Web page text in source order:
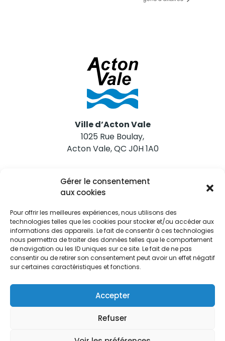
Gérer le consentement
aux cookies
Pour offrir les meilleures expériences, nous utilisons des
technologies telles que les cookies pour stocker et/ou accéder aux
informations des appareils. Le fait de consentir à ces technologies
nous permettra de traiter des données telles que le comportement
de navigation ou les ID uniques sur ce site. Le fait de ne pas
consentir ou de retirer son consentement peut avoir un effet négatif
sur certaines caractéristiques et fonctions.
Accepter
Refuser
Ville d’Acton Vale
1025 Rue Boulay,
Acton Vale, QC J0H 1A0
Nous joindre
Tél. 450 546-2703
Restez informés
Abonnez-vous aux alertes municipales
Je m'abonne